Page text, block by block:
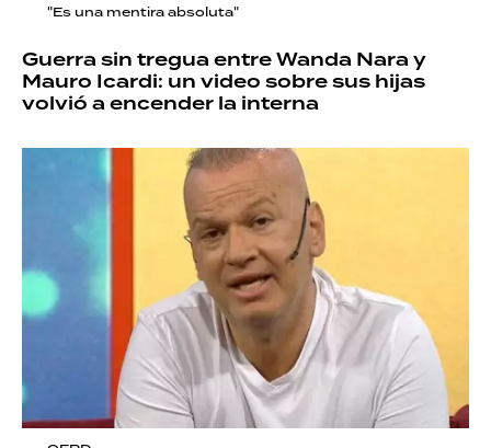
"Es una mentira absoluta"
Guerra sin tregua entre Wanda Nara y
Mauro Icardi: un video sobre sus hijas
volvió a encender la interna